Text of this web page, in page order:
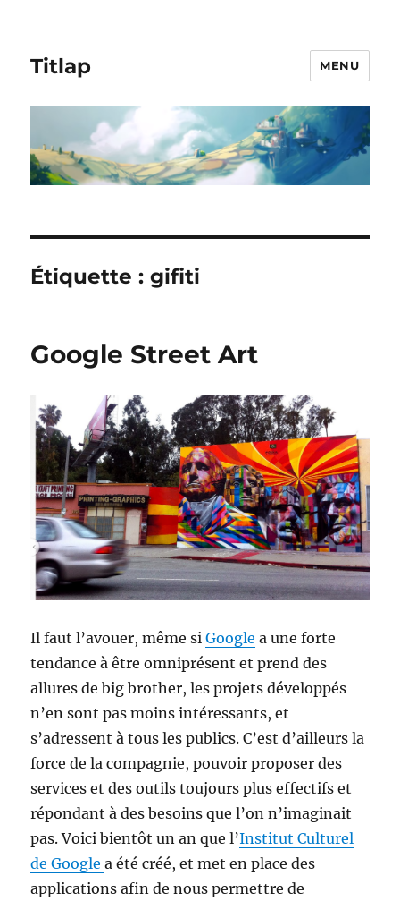
Titlap MENU
Étiquette :gifiti
Google Street Art
Il faut l’avouer, même siGoogle a une forte
tendance à être omniprésent et prend des
allures de big brother, les projets développés
n’en sont pas moins intéressants, et
s’adressent à tous les publics. C’est d’ailleurs la
force de la compagnie, pouvoir proposer des
services et des outils toujours plus effectifs et
répondant à des besoins que l’on n’imaginait
pas. Voici bientôt un an que l’Institut Culturel
de Googlea été créé, et met en place des
applications afin de nous permettre de